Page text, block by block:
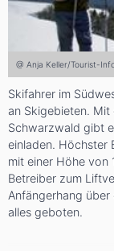
@ Anja Keller/Tourist-
Skifahrer im
an Skigebieten.
Schwarzwald gibt
einladen. Höchster
mit einer Höhe von
Betreiber zum
Anfängerhang
alles geboten.